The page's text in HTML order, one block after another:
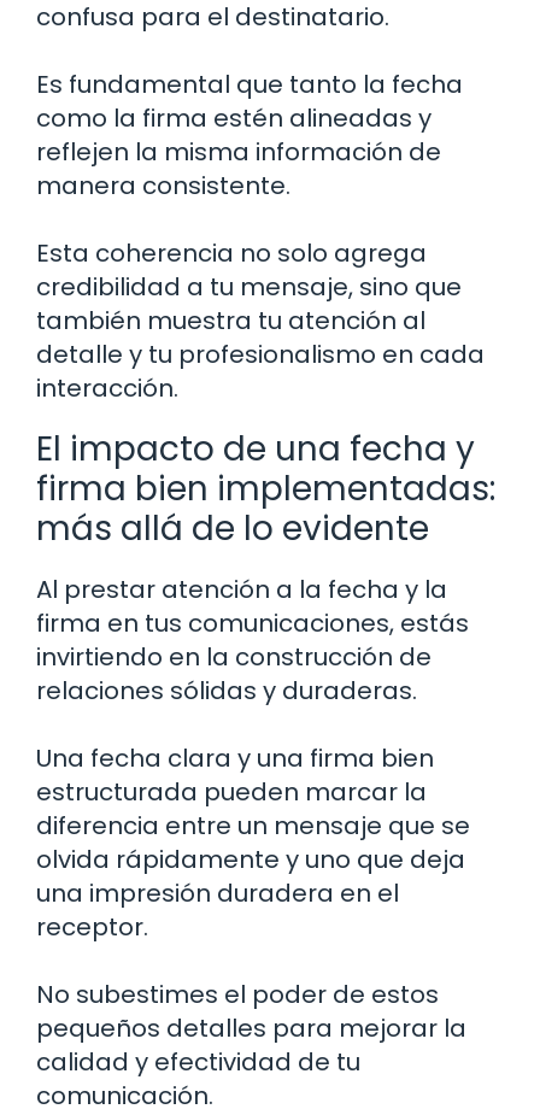
confusa para el destinatario.
Es fundamental que tanto la fecha
como la firma estén alineadas y
reflejen la misma información de
manera consistente.
Esta coherencia no solo agrega
credibilidad a tu mensaje, sino que
también muestra tu atención al
detalle y tu profesionalismo en cada
interacción.
El impacto de una fecha y
firma bien implementadas:
más allá de lo evidente
Al prestar atención a la fecha y la
firma en tus comunicaciones, estás
invirtiendo en la construcción de
relaciones sólidas y duraderas.
Una fecha clara y una firma bien
estructurada pueden marcar la
diferencia entre un mensaje que se
olvida rápidamente y uno que deja
una impresión duradera en el
receptor.
No subestimes el poder de estos
pequeños detalles para mejorar la
calidad y efectividad de tu
comunicación.